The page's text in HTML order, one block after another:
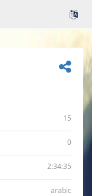
15
0
2:34:35
arabic